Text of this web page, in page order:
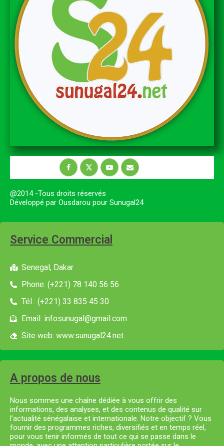
@2014 -Tous droits réservés
Développé par Ousdarou pour Sunugal24
Service Commercial
Senegal, Dakar
Phone: (+221) 78 140 56 56
Tél : (+221) 33 835 45 30
Email: infosunugal@gmail.com
Site web: www.sunugal24.net
A propos de nous
Nous sommes une chaîne dédiée à vous offrir des
informations, des analyses, et des contenus de qualité sur
l’actualité sénégalaise et internationale. Notre objectif ? Vous
fournir des programmes riches, diversifiés et en temps réel,
pour vous tenir informés de tout ce qui se passe dans le